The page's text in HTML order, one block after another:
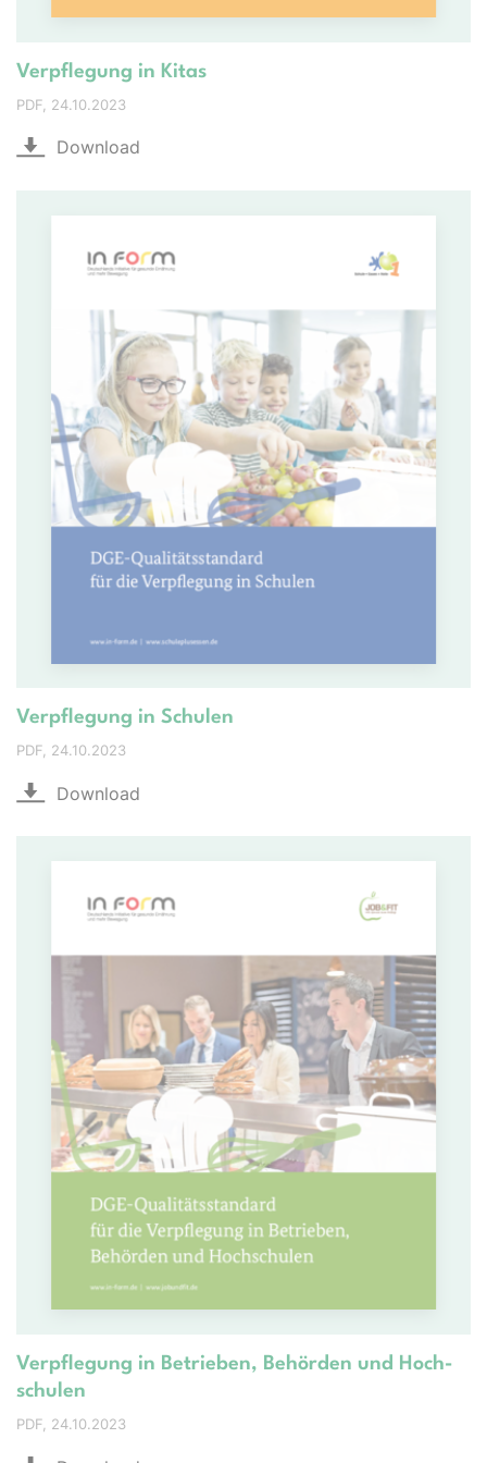
Verpflegung in Kitas
PDF 24.10.2023
Download
Verpflegung in Schulen
PDF 24.10.2023
Download
Ver­pfle­gung in Be­trie­ben, Be­hör­den und Hoch­
schul­en
PDF 24.10.2023